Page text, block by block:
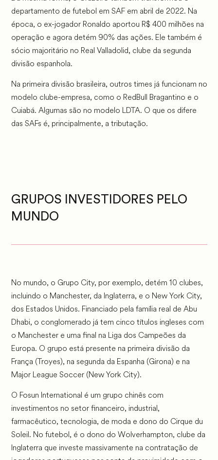
departamento de futebol em SAF em abril de 2022. Na
época, o ex-jogador Ronaldo aportou R$ 400 milhões na
operação e agora detém 90% das ações. Ele também é
sócio majoritário no Real Valladolid, clube da segunda
divisão espanhola.
Na primeira divisão brasileira, outros times já funcionam no
modelo clube-empresa, como o RedBull Bragantino e o
Cuiabá. Algumas são no modelo LDTA. O que os difere
das SAFs é, principalmente, a tributação.
GRUPOS INVESTIDORES PELO
MUNDO
No mundo, o Grupo City, por exemplo, detém 10 clubes,
incluindo o Manchester, da Inglaterra, e o New York City,
dos Estados Unidos. Financiado pela família real de Abu
Dhabi, o conglomerado já tem cinco títulos ingleses com
o Manchester e uma final na Liga dos Campeões da
Europa. O grupo está presente na primeira divisão da
França (Troyes), na segunda da Espanha (Girona) e na
Major League Soccer (New York City).
O Fosun International é um grupo chinês com
investimentos no setor financeiro, industrial,
farmacêutico, tecnologia, de moda e dono do Cirque du
Soleil. No futebol, é o dono do Wolverhampton, clube da
Inglaterra que investe massivamente na contratação de